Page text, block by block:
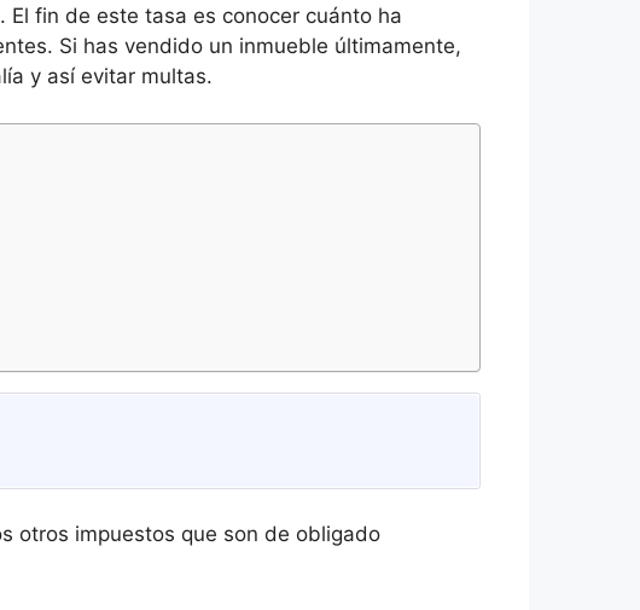
fin de este tasa es conocer cuánto ha
Si has vendido un inmueble últimamente,
y así evitar multas.
otros impuestos que son de obligado